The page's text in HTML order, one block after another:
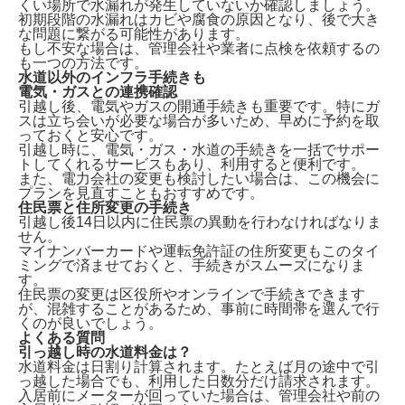
くい場所で水漏れが発生していないか確認しましょう。
初期段階の水漏れはカビや腐食の原因となり、後で大き
な問題に繋がる可能性があります。
もし不安な場合は、管理会社や業者に点検を依頼するの
も一つの方法です。
水道以外のインフラ手続きも
電気・ガスとの連携確認
引越し後、電気やガスの開通手続きも重要です。特に ガ
スは立ち会いが必要な場合が多いため、早めに予約を取
っておくと安心です。
引越し時に、電気・ガス・水道の手続きを一括でサポー
トしてくれるサービスもあり、利用すると便利です。
また、電力会社の変更も検討したい場合は、この機会に
プランを見直すこともおすすめです。
住民票と住所変更の手続き
引越し後14日以内に住民票の異動を行わなければなりま
せん。
マイナンバーカードや運転免許証の住所変更もこのタイ
ミングで済ませておくと、手続きがスムーズになりま
す。
住民票の変更は区役所やオンラインで手続きできます
が、混雑することがあるため、事前に時間帯を選んで行
くのが良いでしょう。
よくある質問
引っ越し時の水道料金は？
水道料金は 日割り計算されます。たとえば月の途中で引
っ越した場合でも、利用した日数分だけ請求されます。
入居前にメーターが回っていた場合は、管理会社や前の